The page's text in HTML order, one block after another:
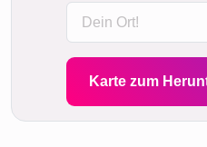
Karte zum